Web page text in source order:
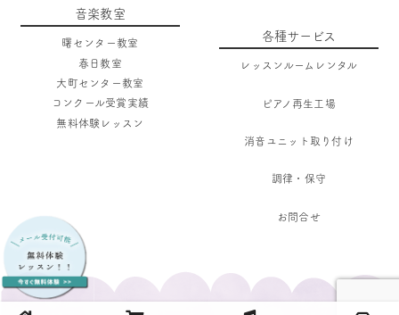
音楽教室
曙センター教室
春日教室
大町センター教室
コンクール受賞実績
無料体験レッスン
各種サービス
レッスンルームレンタル
ピアノ再生工場
消音ユニット取り付け
調律・保守
お問合せ